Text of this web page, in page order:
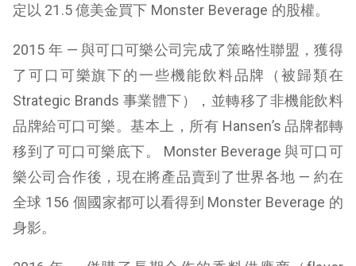
定以 21.5 億美金買下 Monster Beverage 的股權。
2015 年 — 與可口可樂公司完成了策略性聯盟，獲得
了可口可樂旗下的一些機能飲料品牌（被歸類在
Strategic Brands 事業體下），並轉移了非機能飲料
品牌給可口可樂。基本上，所有 Hansen’s 品牌都轉
移到了可口可樂底下。 Monster Beverage 與可口可
樂公司合作後，現在將產品賣到了世界各地 — 約在
全球 156 個國家都可以看得到 Monster Beverage 的
身影。